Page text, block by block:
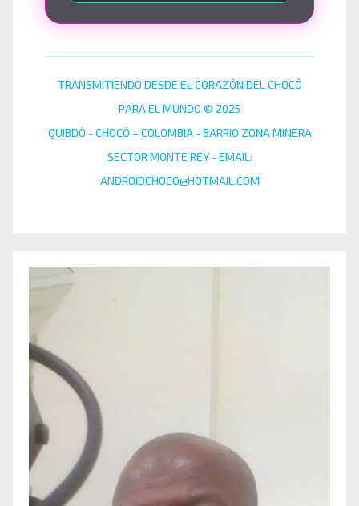
TRANSMITIENDO DESDE EL CORAZÓN DEL CHOCÓ
PARA EL MUNDO © 2025
QUIBDÓ - CHOCÓ – COLOMBIA - BARRIO ZONA MINERA
SECTOR MONTE REY - EMAIL:
ANDROIDCHOCO@HOTMAIL.COM